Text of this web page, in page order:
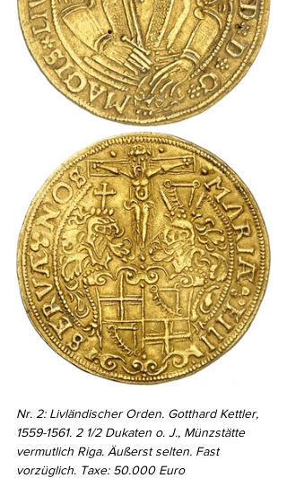
Nr. 2: Livländischer Orden. Gotthard Kettler,
1559-1561. 2 1/2 Dukaten o. J., Münzstätte
vermutlich Riga. Äußerst selten. Fast
vorzüglich. Taxe: 50.000 Euro